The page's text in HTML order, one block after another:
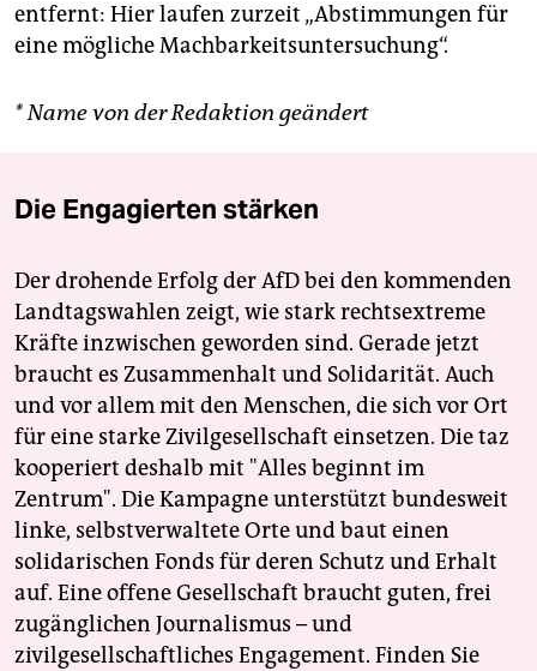
entfernt: Hier laufen zurzeit „Abstimmungen für
eine mögliche Machbarkeitsuntersuchung“.
* Name von der Redaktion geändert
Die Engagierten stärken
Der drohende Erfolg der AfD bei den kommenden
Landtagswahlen zeigt, wie stark rechtsextreme
Kräfte inzwischen geworden sind. Gerade jetzt
braucht es Zusammenhalt und Solidarität. Auch
und vor allem mit den Menschen, die sich vor Ort
für eine starke Zivilgesellschaft einsetzen. Die taz
kooperiert deshalb mit "Alles beginnt im
Zentrum". Die Kampagne unterstützt bundesweit
linke, selbstverwaltete Orte und baut einen
solidarischen Fonds für deren Schutz und Erhalt
auf. Eine offene Gesellschaft braucht guten, frei
zugänglichen Journalismus – und
zivilgesellschaftliches Engagement. Finden Sie